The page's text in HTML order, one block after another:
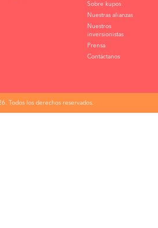
Sobre kupos
Nuestras alianzas
Nuestros
inversionistas
Prensa
Contáctanos
Todos los derechos reservados.